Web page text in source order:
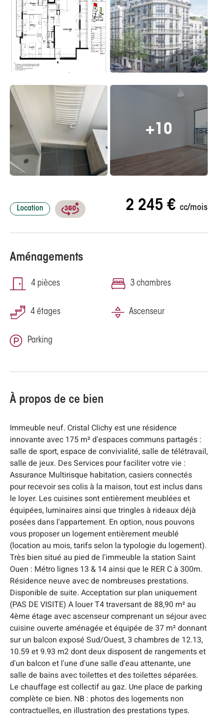
+10
Location 2 245 €cc/mois
Aménagements
4 pièces 3 chambres
4 étages Ascenseur
Parking
À propos de ce bien
Immeuble neuf. Cristal Clichy est une résidence
innovante avec 175 m² d'espaces communs partagés :
salle de sport, espace de convivialité, salle de télétravail,
salle de jeux. Des Services pour faciliter votre vie :
Assurance Multirisque habitation, casiers connectés
pour recevoir ses colis à la maison, tout est inclus dans
le loyer. Les cuisines sont entièrement meublées et
équipées, luminaires ainsi que tringles à rideaux déjà
posées dans l'appartement. En option, nous pouvons
vous proposer un logement entièrement meublé
(location au mois, tarifs selon la typologie du logement).
Très bien situé au pied de l'immeuble la station Saint
Ouen : Métro lignes 13 & 14 ainsi que le RER C à 300m.
Résidence neuve avec de nombreuses prestations.
Disponible de suite. Acceptation sur plan uniquement
(PAS DE VISITE) A louer T4 traversant de 88,90 m² au
4ème étage avec ascenseur comprenant un séjour avec
cuisine ouverte aménagée et équipée de 37 m² donnant
sur un balcon exposé Sud/Ouest, 3 chambres de 12.13,
10.59 et 9.93 m2 dont deux disposent de rangements et
d'un balcon et l'une d'une salle d'eau attenante, une
salle de bains avec toilettes et des toilettes séparées.
Le chauffage est collectif au gaz. Une place de parking
complète ce bien. NB : photos des logements non
contractuelles, en illustration des prestations types.